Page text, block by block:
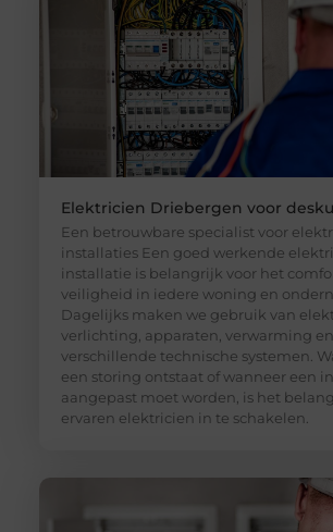
Elektricien Driebergen voor
Een betrouwbare specialist voor
installaties Een goed werkende
installatie is belangrijk voor het
veiligheid in iedere woning en
Dagelijks maken we gebruik van
verlichting, apparaten, verwarming en
verschillende technische systemen.
een storing ontstaat of wanneer een
aangepast moet worden, is het
ervaren elektricien in te schakelen.